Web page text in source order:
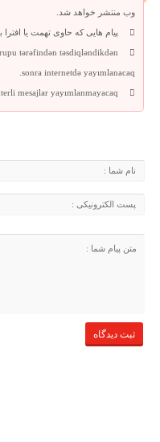
وب منتشر خواهد شد.
پیام هایی که حاوی تهمت یا
tərəfindən təsdiqləndikdən
sonra internetdə yayımlanacaq.
mesajlar yayımlanmayacaq.